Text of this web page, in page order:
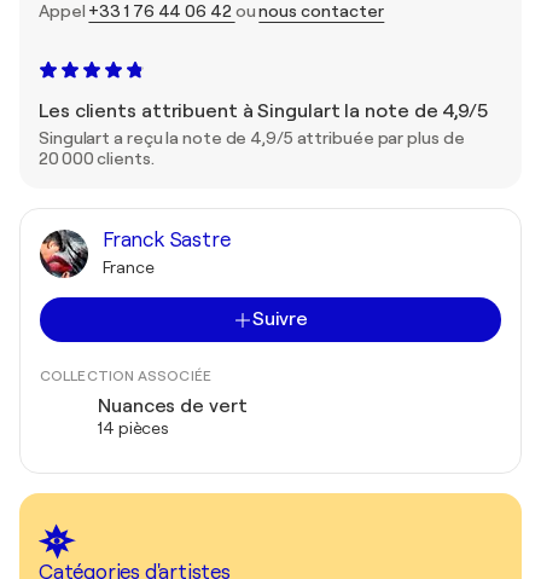
Appel +33 1 76 44 06 42 ounous contacter
Les clients attribuent à Singulart la note de 4,9/5
Singulart a reçu la note de 4,9/5 attribuée par plus de
20 000 clients.
Franck Sastre
France
Suivre
COLLECTION ASSOCIÉE
Nuances de vert
14 pièces
Catégories d'artistes